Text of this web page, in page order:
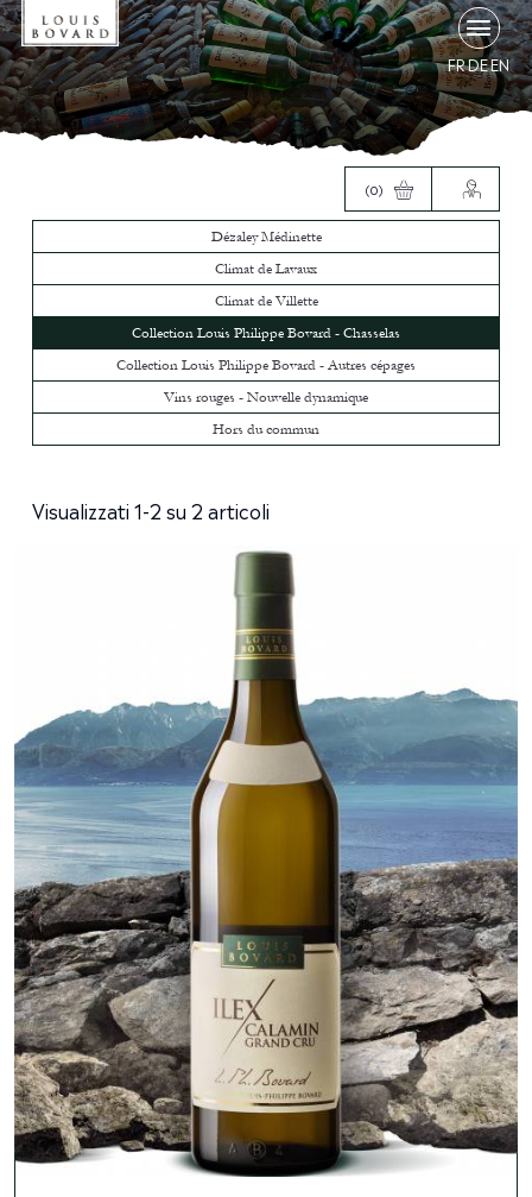
FRDEEN
(0)
Dézaley Médinette
Climat de Lavaux
Climat de Villette
Collection Louis Philippe Bovard - Chasselas
Collection Louis Philippe Bovard - Autres cépages
Vins rouges - Nouvelle dynamique
Hors du commun
Visualizzati 1-2 su 2 articoli